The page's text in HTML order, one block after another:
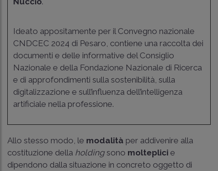
Ideato appositamente per il Convegno nazionale
CNDCEC 2024 di Pesaro, contiene una raccolta dei
documenti e delle informative del Consiglio
Nazionale e della Fondazione Nazionale di Ricerca
e di approfondimenti sulla sostenibilità, sulla
digitalizzazione e sull’influenza dell’intelligenza
artificiale nella professione.
Allo stesso modo, le modalità per addivenire alla
costituzione della holdingsono molteplici e
dipendono dalla situazione in concreto oggetto di